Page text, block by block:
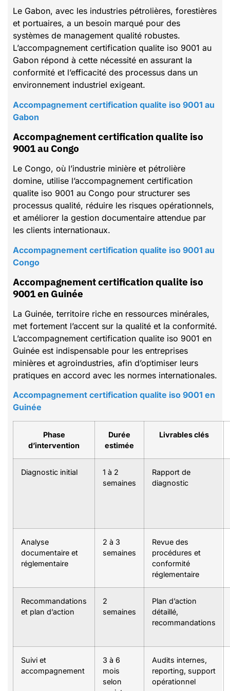
Le Gabon, avec les industries pétrolières, forestières
et portuaires, a un besoin marqué pour des
systèmes de management qualité robustes.
L’accompagnement certification qualite iso 9001 au
Gabon répond à cette nécessité en assurant la
conformité et l’efficacité des processus dans un
environnement industriel exigeant.
Accompagnement certification qualite iso 9001 au
Gabon
Accompagnement certification qualite iso
9001 au Congo
Le Congo, où l’industrie minière et pétrolière
domine, utilise l’accompagnement certification
qualite iso 9001 au Congo pour structurer ses
processus qualité, réduire les risques opérationnels,
et améliorer la gestion documentaire attendue par
les clients internationaux.
Accompagnement certification qualite iso 9001 au
Congo
Accompagnement certification qualite iso
9001 en Guinée
La Guinée, territoire riche en ressources minérales,
met fortement l’accent sur la qualité et la conformité.
L’accompagnement certification qualite iso 9001 en
Guinée est indispensable pour les entreprises
minières et agroindustries, afin d’optimiser leurs
pratiques en accord avec les normes internationales.
Accompagnement certification qualite iso 9001 en
Guinée
Phase
d’intervention
Durée
estimée
Livrables clés
Diagnostic initial
1 à 2
semaines
Rapport de
diagnostic
Analyse
documentaire et
réglementaire
2 à 3
semaines
Revue des
procédures et
conformité
réglementaire
Recommandations
et plan d’action
2
semaines
Plan d’action
détaillé,
recommandations
Suivi et
accompagnement
3 à 6
mois
selon
Audits internes,
reporting, support
opérationnel